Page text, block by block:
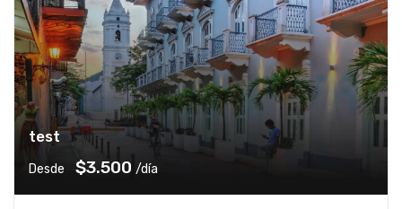
test
Desde $3.500 /día